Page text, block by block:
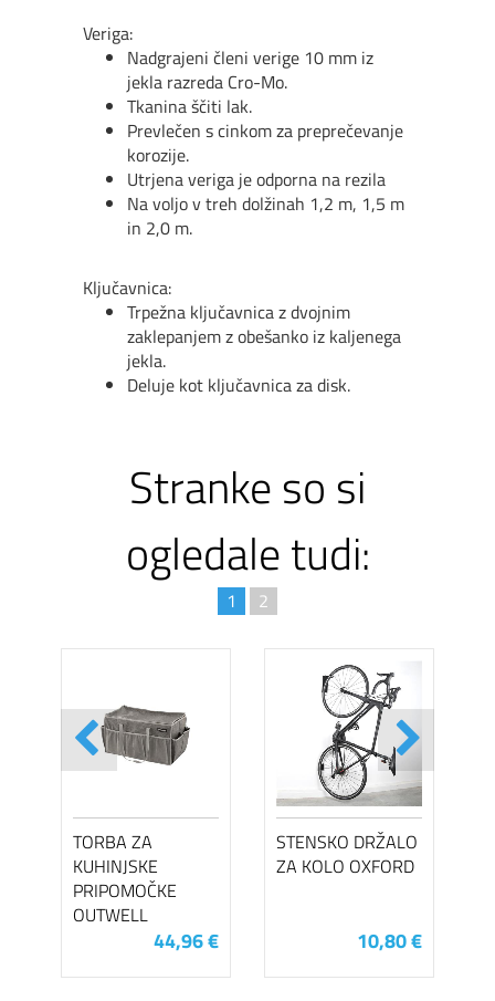
Veriga:
Nadgrajeni členi verige 10 mm iz
jekla razreda Cro-Mo.
Tkanina ščiti lak.
Prevlečen s cinkom za preprečevanje
korozije.
Utrjena veriga je odporna na rezila
Na voljo v treh dolžinah 1,2 m, 1,5 m
in 2,0 m.
Ključavnica:
Trpežna ključavnica z dvojnim
zaklepanjem z obešanko iz kaljenega
jekla.
Deluje kot ključavnica za disk.
Stranke so si
ogledale tudi:
1 2
TORBA ZA
KUHINJSKE
PRIPOMOČKE
OUTWELL
44,96 €
STENSKO DRŽALO
ZA KOLO OXFORD
10,80 €